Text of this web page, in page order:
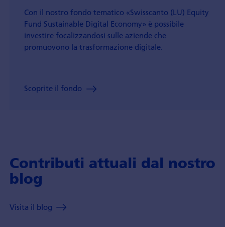
Con il nostro fondo tematico «Swisscanto (LU) Equity
Fund Sustainable Digital Economy» è possibile
investire focalizzandosi sulle aziende che
promuovono la trasformazione digitale.
Scoprite il fondo
Contributi attuali dal nostro
blog
Visita il blog